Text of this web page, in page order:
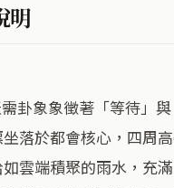
明
落於都會核心，四周
雲端積聚的雨水，充